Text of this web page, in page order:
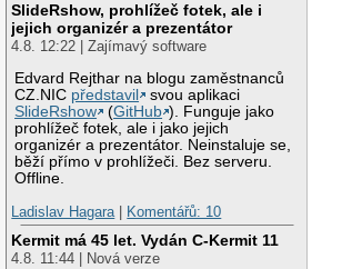
SlideRshow, prohlížeč fotek, ale i
jejich organizér a prezentátor
4.8. 12:22 | Zajímavý software
Edvard Rejthar na blogu zaměstnanců
CZ.NIC představil
svou aplikaci
SlideRshow
(GitHub ). Funguje jako
prohlížeč fotek, ale i jako jejich
organizér a prezentátor. Neinstaluje se,
běží přímo v prohlížeči. Bez serveru.
Offline.
Ladislav Hagara | Komentářů: 10
Kermit má 45 let. Vydán C-Kermit 11
4.8. 11:44 | Nová verze